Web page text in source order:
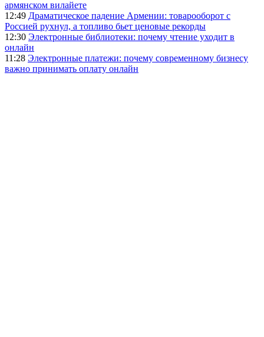
армянском вилайете
12:49 Драматическое падение Армении: товарооборот с
Россией рухнул, а топливо бьет ценовые рекорды
12:30 Электронные библиотеки: почему чтение уходит в
онлайн
11:28 Электронные платежи: почему современному бизнесу
важно принимать оплату онлайн